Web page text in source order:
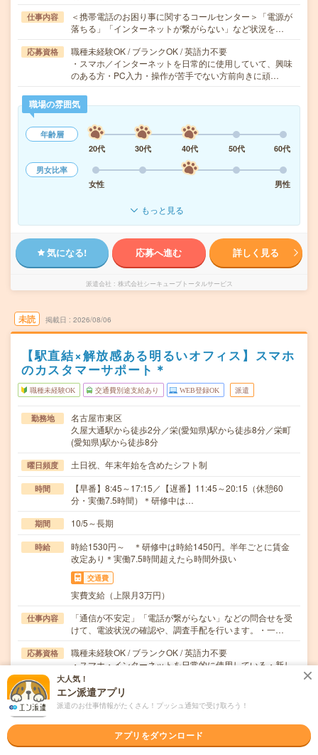
仕事内容
＜携帯電話のお困り事に関するコールセンター＞「電源が
落ちる」「インターネットが繋がらない」など状況を…
応募資格
職種未経験OK / ブランクOK / 英語力不要
・スマホ／インターネットを日常的に使用していて、興味
のある方・PC入力・操作が苦手でない方前向きに頑…
職場の雰囲気
年齢層
20代
30代 40代 50代
60代
男女比率
女性
男性
もっと見る
気になる! 応募へ進む 詳しく見る
派遣会社 株式会社シーキューブトータルサービス
未読 掲載日 2026/08/06
【駅直結×解放感ある明るいオフィス】スマホ
のカスタマーサポート＊
職種未経験OK 交通費別途支給あり WEB登録OK 派遣
勤務地
名古屋市東区
久屋大通駅から徒歩2分／栄(愛知県)駅から徒歩8分／栄町
(愛知県)駅から徒歩8分
曜日頻度 土日祝、年末年始を含めたシフト制
時間
【早番】8:45～17:15／【遅番】11:45～20:15（休憩60
分・実働7.5時間）＊研修中は…
期間 10/5～長期
時給
時給1530円～ ＊研修中は時給1450円。半年ごとに賃金
改定あり＊実働7.5時間超えたら時間外扱い
交通費
実費支給（上限月3万円）
仕事内容
「通信が不安定」「電話が繋がらない」などの問合せを受
けて、電波状況の確認や、調査手配を行います。・一…
応募資格
職種未経験OK / ブランクOK / 英語力不要
・スマホ・インターネットを日常的に使用している・新し
いことを覚えるのが好き・PC入力は得意・長期就業…
職場の雰囲気
20代
30代 40代 50代 60代
大人気！
エン派遣アプリ
派遣のお仕事情報がたくさん！プッシュ通知で受け取ろう！
アプリをダウンロード